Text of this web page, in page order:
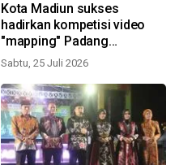
Kota Madiun sukses
hadirkan kompetisi video
"mapping" Padang
Mbranang 2026
Sabtu, 25 Juli 2026